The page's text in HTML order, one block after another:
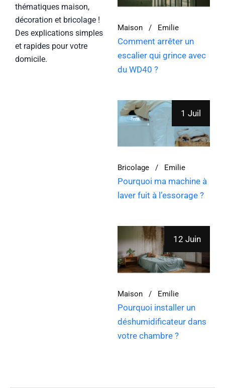
thématiques maison,
décoration et bricolage !
Des explications simples
et rapides pour votre
domicile.
Maison Emilie
Comment arrêter un
escalier qui grince avec
du WD40 ?
1 Juil
Bricolage Emilie
Pourquoi ma machine à
laver fuit à l’essorage ?
12 Juin
Maison Emilie
Pourquoi installer un
déshumidificateur dans
votre chambre ?